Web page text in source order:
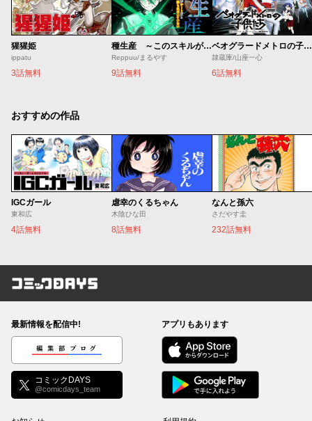
猩猩姫
ippatu
3話無料
種生産 ～このスキルがチートだとまだ誰も気付いていない～
Reppuu/まるやす
9話無料
ベオグラードメトロの子供たち
隷蔵庫/山座一心
6話無料
おすすめの作品
IGCガール
東和広
4話無料
虐幸のくるちゃん
木陰ひな田
8話無料
なんと孫六
さだやす圭
232話無料
コミックDAYS
最新情報を配信中!
編集部ブログ
コミックDAYS
@comicdays_team
アプリもあります